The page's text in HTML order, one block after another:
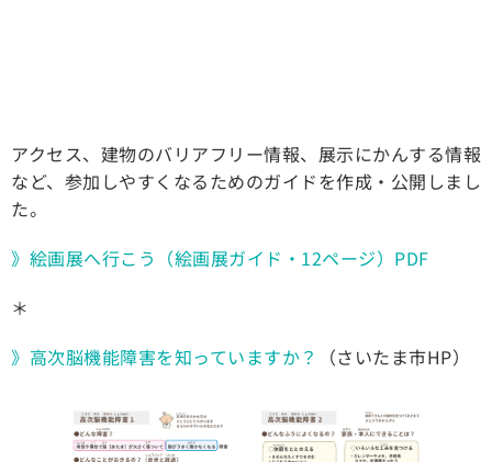
アクセス、建物のバリアフリー情報、展示にかんする情報
など、参加しやすくなるためのガイドを作成・公開しまし
た。
》絵画展へ行こう（絵画展ガイド・12ページ）PDF
＊
》高次脳機能障害を知っていますか？
（さいたま市HP）